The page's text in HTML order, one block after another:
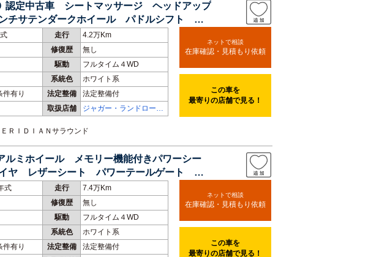
認定中古車 シートマッサージ ヘッドアップ
チサテンダークホイール パドルシフト ア
走行
4.2万Km
修復歴
無し
駆動
フルタイム４WD
系統色
ホワイト系
件有り 法定整備
法定整備付
取扱店舗
ジャガー・ランドローバ
ー 名古屋中央
ＲＩＤＩＡＮサラウンド
ネットで相談
在庫確認・見積もり依頼
この車を
最寄りの店舗で見る！
ルミホイール メモリー機能付きパワーシー
ヤ レザーシート パワーテールゲート バ
式 走行
7.4万Km
修復歴
無し
駆動
フルタイム４WD
系統色
ホワイト系
件有り 法定整備
法定整備付
ネットで相談
在庫確認・見積もり依頼
この車を
最寄りの店舗で見る！